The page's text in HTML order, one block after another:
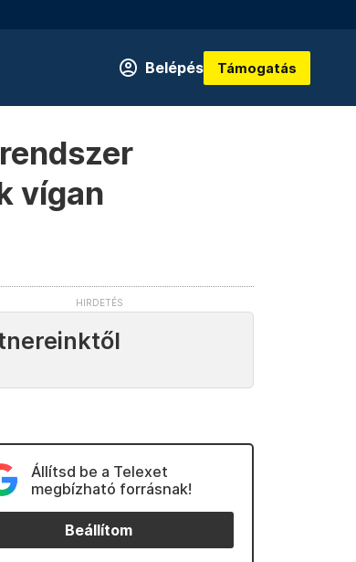
Belépés Támogatás
vígan
Állítsd be a Telexet
megbízható forrásnak!
Beállítom